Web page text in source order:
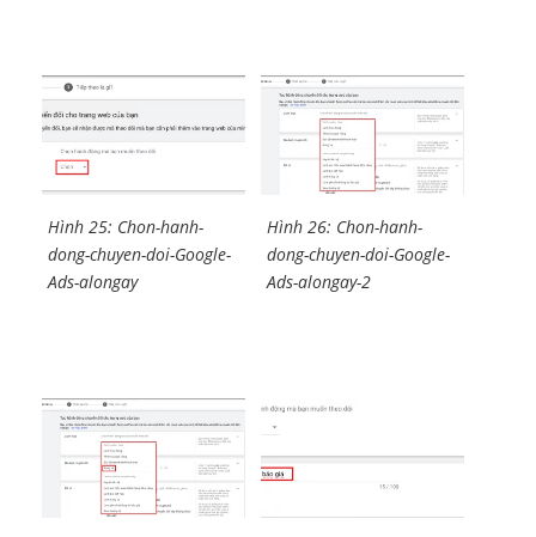
Hình 25: Chon-hanh-
dong-chuyen-doi-Google-
Ads-alongay
Hình 26: Chon-hanh-
dong-chuyen-doi-Google-
Ads-alongay-2